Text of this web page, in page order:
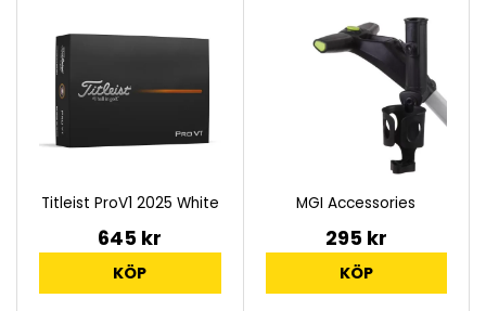
Titleist ProV1 2025 White
645 kr
KÖP
MGI Accessories
295 kr
KÖP